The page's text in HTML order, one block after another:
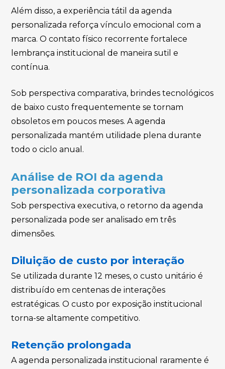
Além disso, a experiência tátil da agenda
personalizada reforça vínculo emocional com a
marca. O contato físico recorrente fortalece
lembrança institucional de maneira sutil e
contínua.
Sob perspectiva comparativa, brindes tecnológicos
de baixo custo frequentemente se tornam
obsoletos em poucos meses. A agenda
personalizada mantém utilidade plena durante
todo o ciclo anual.
Análise de ROI da agenda
personalizada corporativa
Sob perspectiva executiva, o retorno da agenda
personalizada pode ser analisado em três
dimensões.
Diluição de custo por interação
Se utilizada durante 12 meses, o custo unitário é
distribuído em centenas de interações
estratégicas. O custo por exposição institucional
torna-se altamente competitivo.
Retenção prolongada
A agenda personalizada institucional raramente é